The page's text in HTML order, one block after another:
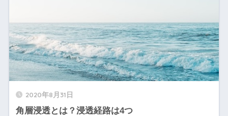
2020年8月31日
角層浸透とは？浸透経路は4つ